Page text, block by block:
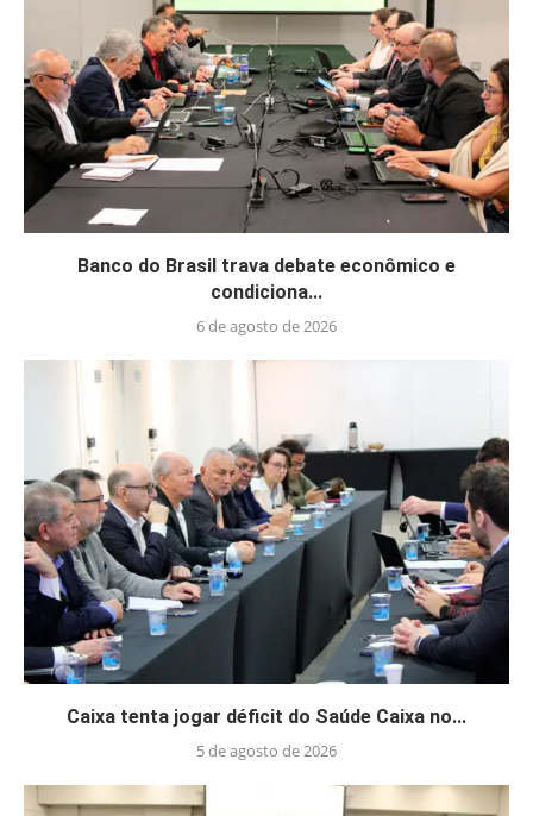
Banco do Brasil trava debate econômico e
condiciona...
6 de agosto de 2026
Caixa tenta jogar déficit do Saúde Caixa no...
5 de agosto de 2026